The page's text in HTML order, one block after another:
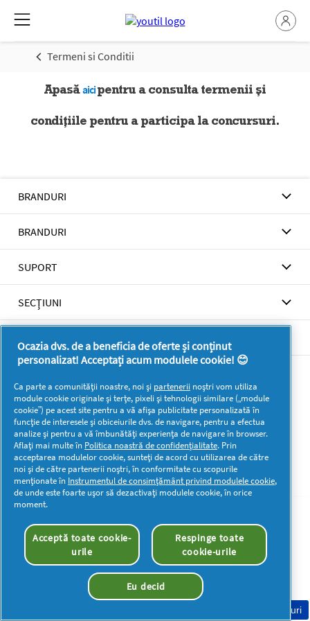
Termeni si Conditii
Apasăaicipentru a consulta termenii și
condițiile pentru a participa la concursuri.
BRANDURI
BRANDURI
SUPORT
SECŢIUNI
DOCUMENTE LEGALE DETERGENTI SA
Mai multă inspirație
Drepturi de autor © 2026 P&G. Toate drepturile rezervate
Consimțământ Cookie-uri
Ocazia dvs. de a beneficia de oferte și conținut
personalizat! Acceptați acum modulele cookie! 😊
Ca parte a comunității noastre, noi și partenerii noștri vom utiliza
module cookie originale și terțe, pixeli și tehnologii similare („module
cookie”) pe acest site pentru a vă afișa publicitate personalizată în
funcție de interesele și obiceiurile dvs. de navigare, pentru a efectua
analize și pentru a vă îmbunătăți experiența de navigare în browser.
Aflați mai multe în Politica noastră de confidențialitate. Prin
acceptarea modulelor cookie, sunteți de acord cu utilizarea de către
noi și de către partenerii noștri, în conformitate cu scopurile
menționate în Instrumentul de consimțământ privind modulele cookie,
de unde este foarte ușor să dezactivați modulele cookie, în orice
moment.
Acceptă toate cookie-
urile
Respinge toate
cookie-urile
Eu decid